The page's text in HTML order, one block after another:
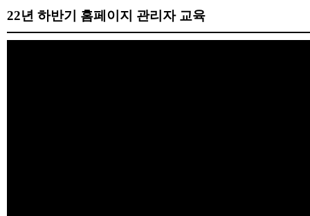
22년 하반기 홈페이지 관리자 교육